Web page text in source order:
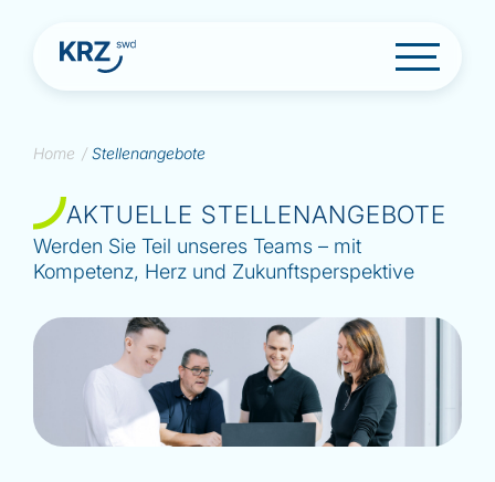
Home / Stellenangebote
AKTUELLE STELLENANGEBOTE
Werden Sie Teil unseres Teams – mit
Kompetenz, Herz und Zukunftsperspektive